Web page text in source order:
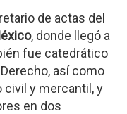
de actas del
, donde llegó a
fue catedrático
así como
civil y mercantil, y
en dos